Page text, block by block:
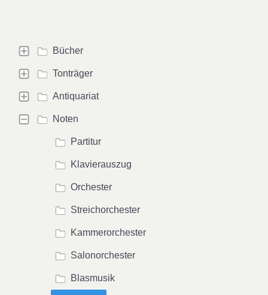
Bücher
Tonträger
Antiquariat
Noten
Partitur
Klavierauszug
Orchester
Streichorchester
Kammerorchester
Salonorchester
Blasmusik